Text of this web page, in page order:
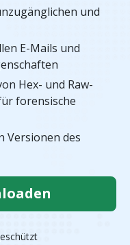
und
E-Mails und
Hex- und Raw-
forensische
Versionen des